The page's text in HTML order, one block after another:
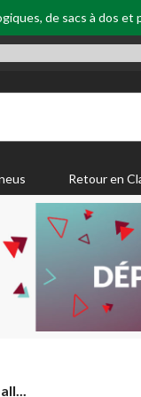
de sacs à dos
Retour en